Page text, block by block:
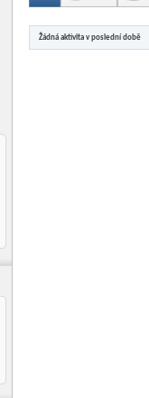
Žádná aktivita v poslední době